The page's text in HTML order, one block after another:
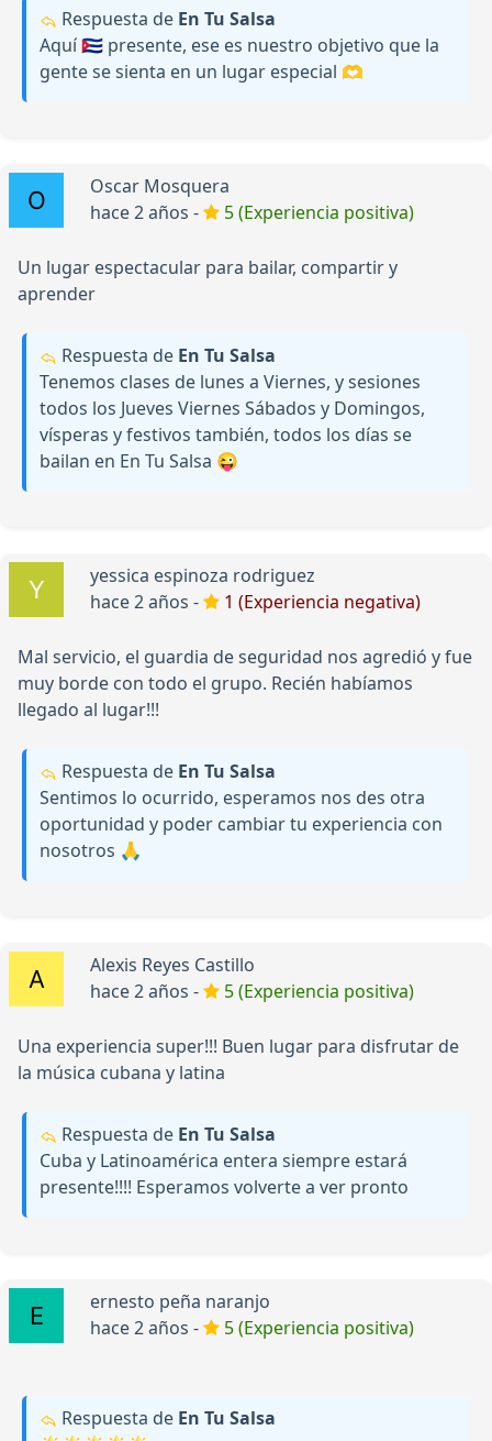
Respuesta de En Tu Salsa
Aquí 🇨🇺 presente, ese es nuestro objetivo que la
gente se sienta en un lugar especial 🫶
Oscar Mosquera
hace 2 años -
5 (Experiencia positiva)
Un lugar espectacular para bailar, compartir y
aprender
Respuesta de En Tu Salsa
Tenemos clases de lunes a Viernes, y sesiones
todos los Jueves Viernes Sábados y Domingos,
vísperas y festivos también, todos los días se
bailan en En Tu Salsa 😜
yessica espinoza rodriguez
hace 2 años -
1 (Experiencia negativa)
Mal servicio, el guardia de seguridad nos agredió y fue
muy borde con todo el grupo. Recién habíamos
llegado al lugar!!!
Respuesta de En Tu Salsa
Sentimos lo ocurrido, esperamos nos des otra
oportunidad y poder cambiar tu experiencia con
nosotros 🙏
Alexis Reyes Castillo
hace 2 años -
5 (Experiencia positiva)
Una experiencia super!!! Buen lugar para disfrutar de
la música cubana y latina
Respuesta de En Tu Salsa
Cuba y Latinoamérica entera siempre estará
presente!!!! Esperamos volverte a ver pronto
ernesto peña naranjo
hace 2 años -
5 (Experiencia positiva)
Respuesta de En Tu Salsa